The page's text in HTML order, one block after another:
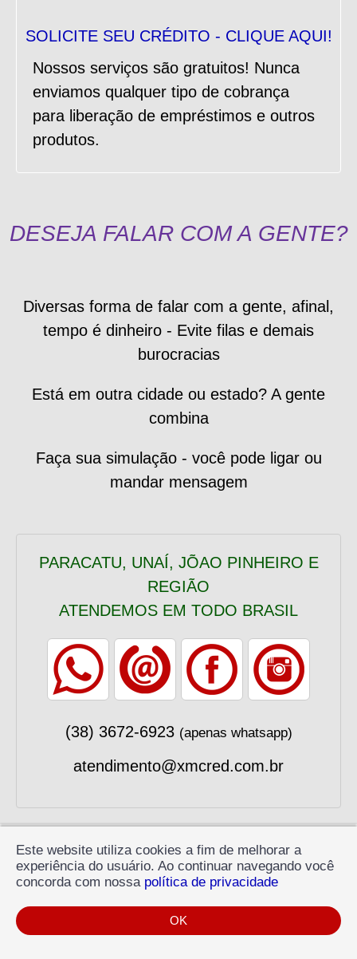
SOLICITE SEU CRÉDITO - CLIQUE AQUI!
Nossos serviços são gratuitos! Nunca
enviamos qualquer tipo de cobrança
para liberação de empréstimos e outros
produtos.
DESEJA FALAR COM A GENTE?
Diversas forma de falar com a gente, afinal,
tempo é dinheiro - Evite filas e demais
burocracias
Está em outra cidade ou estado? A gente
combina
Faça sua simulação - você pode ligar ou
mandar mensagem
PARACATU, UNAÍ, JÕAO PINHEIRO E
REGIÃO
ATENDEMOS EM TODO BRASIL
(38) 3672-6923 (apenas whatsapp)
atendimento@xmcred.com.br
LOCALIZAÇÃO
Este website utiliza cookies a fim de melhorar a
experiência do usuário. Ao continuar navegando você
concorda com nossa política de privacidade
OK